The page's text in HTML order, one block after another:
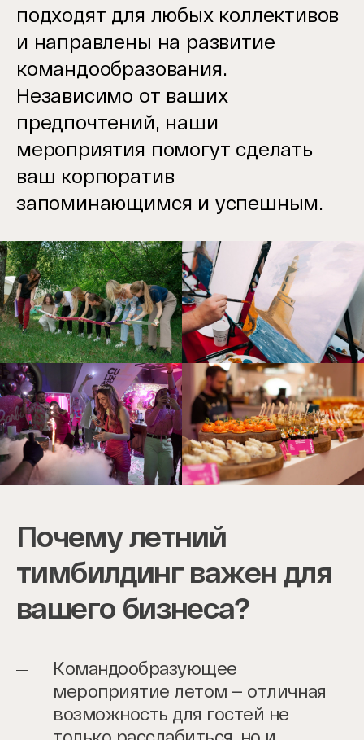
подходят для любых коллективов
и направлены на развитие
командообразования.
Независимо от ваших
предпочтений, наши
мероприятия помогут сделать
ваш корпоратив
запоминающимся и успешным.
Почему летний
тимбилдинг важен для
вашего бизнеса?
Командообразующее
мероприятие летом — отличная
возможность для гостей не